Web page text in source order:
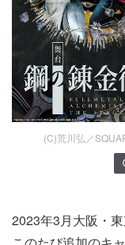
(C)荒川弘／
2023年3月大阪・